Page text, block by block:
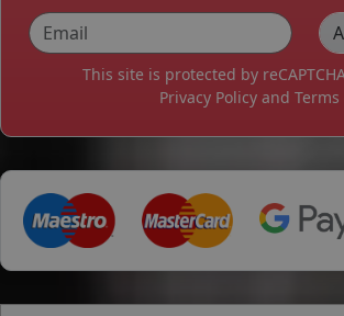
This site is protected by
Privacy Policy and Terms